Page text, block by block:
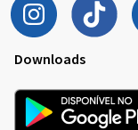
Downloads